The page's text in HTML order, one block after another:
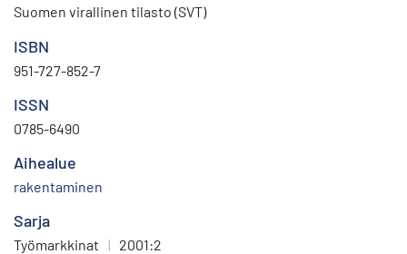
Suomen virallinen tilasto (SVT)
ISBN
951-727-852-7
ISSN
0785-6490
Aihealue
rakentaminen
Sarja
Työmarkkinat | 2001:2